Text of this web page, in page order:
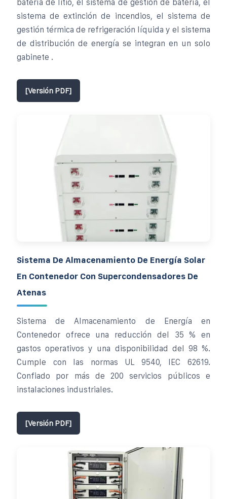
batería de litio, el sistema de gestión de batería, el
sistema de extinción de incendios, el sistema de
gestión térmica de refrigeración líquida y el sistema
de distribución de energía se integran en un solo
gabinete .
[Versión PDF]
Sistema De Almacenamiento De Energía Solar
En Contenedor Con Supercondensadores De
Atenas
Sistema de Almacenamiento de Energía en
Contenedor ofrece una reducción del 35 % en
gastos operativos y una disponibilidad del 98 %.
Cumple con las normas UL 9540, IEC 62619.
Confiado por más de 200 servicios públicos e
instalaciones industriales.
[Versión PDF]